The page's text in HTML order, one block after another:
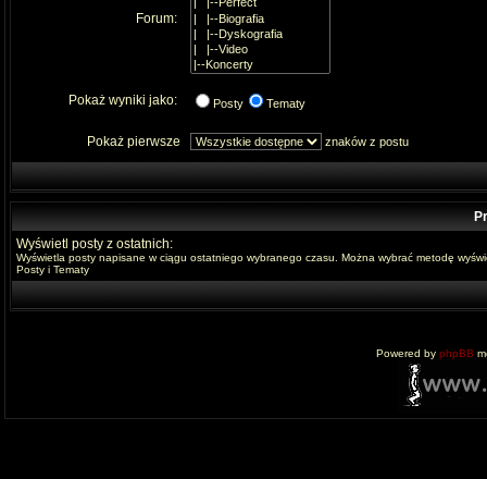
Forum:
Pokaż wyniki jako: Posty Tematy
Pokaż pierwsze znaków z postu
Wyświetl posty z ostatnich:
Wyświetla posty napisane w ciągu ostatniego wybranego czasu. Można wybrać metodę
Posty i Tematy
Powered by phpBB